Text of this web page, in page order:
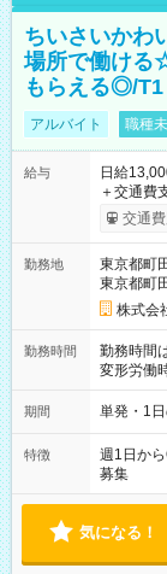
ちいさいかわ
場所で働ける
もらえる◎/T1
アルバイト 職種
給与
日給
＋交通費支給 ★交通費全額支給！ ┗案件によ
いOK！
ンビニATM
交通
勤務地
東京都町
東京都町
株式会
勤務時間
勤務時間
変形労働時間
～21：00
期間 単発・1
特徴
週1日か
募集
気になる！